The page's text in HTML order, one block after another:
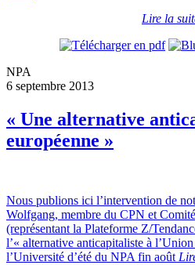
Lire la
NPA
6 septembre 2013
« Une alternative
européenne »
Nous publions ici l’intervention de
Wolfgang, membre du CPN et
(représentant la Plateforme Z/
l’« alternative anticapitaliste à
l’Université d’été du NPA fin août